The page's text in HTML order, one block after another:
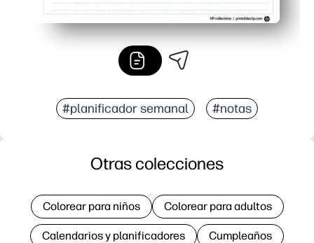
#planificador semanal #notas
Otras colecciones
Colorear para niños Colorear para adultos
Calendarios y planificadores Cumpleaños